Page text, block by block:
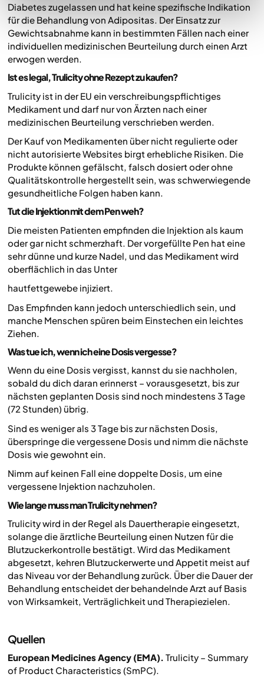
Diabetes zugelassen und hat keine spezifische Indikation
für die Behandlung von Adipositas. Der Einsatz zur
Gewichtsabnahme kann in bestimmten Fällen nach einer
individuellen medizinischen Beurteilung durch einen Arzt
erwogen werden.
Ist es legal, Trulicity ohne Rezept zu kaufen?
Trulicity ist in der EU ein verschreibungspflichtiges
Medikament und darf nur von Ärzten nach einer
medizinischen Beurteilung verschrieben werden.
Der Kauf von Medikamenten über nicht regulierte oder
nicht autorisierte Websites birgt erhebliche Risiken. Die
Produkte können gefälscht, falsch dosiert oder ohne
Qualitätskontrolle hergestellt sein, was schwerwiegende
gesundheitliche Folgen haben kann.
Tut die Injektion mit dem Pen weh?
Die meisten Patienten empfinden die Injektion als kaum
oder gar nicht schmerzhaft. Der vorgefüllte Pen hat eine
sehr dünne und kurze Nadel, und das Medikament wird
oberflächlich in das Unter
hautfettgewebe injiziert.
Das Empfinden kann jedoch unterschiedlich sein, und
manche Menschen spüren beim Einstechen ein leichtes
Ziehen.
Was tue ich, wenn ich eine Dosis vergesse?
Wenn du eine Dosis vergisst, kannst du sie nachholen,
sobald du dich daran erinnerst – vorausgesetzt, bis zur
nächsten geplanten Dosis sind noch mindestens 3 Tage
(72 Stunden) übrig.
Sind es weniger als 3 Tage bis zur nächsten Dosis,
überspringe die vergessene Dosis und nimm die nächste
Dosis wie gewohnt ein.
Nimm auf keinen Fall eine doppelte Dosis, um eine
vergessene Injektion nachzuholen.
Wie lange muss man Trulicity nehmen?
Trulicity wird in der Regel als Dauertherapie eingesetzt,
solange die ärztliche Beurteilung einen Nutzen für die
Blutzuckerkontrolle bestätigt. Wird das Medikament
abgesetzt, kehren Blutzuckerwerte und Appetit meist auf
das Niveau vor der Behandlung zurück. Über die Dauer der
Behandlung entscheidet der behandelnde Arzt auf Basis
von Wirksamkeit, Verträglichkeit und Therapiezielen.
Quellen
European Medicines Agency (EMA). Trulicity – Summary
of Product Characteristics (SmPC).